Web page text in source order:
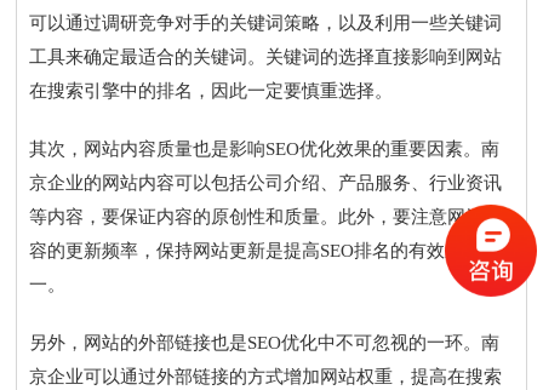
可以通过调研竞争对手的关键词策略，以及利用一些关键词
工具来确定最适合的关键词。关键词的选择直接影响到网站
在搜索引擎中的排名，因此一定要慎重选择。
其次，网站内容质量也是影响SEO优化效果的重要因素。南
京企业的网站内容可以包括公司介绍、产品服务、行业资讯
等内容，要保证内容的原创性和质量。此外，要注意网站内
容的更新频率，保持网站更新是提高SEO排名的有效途径之
一。
另外，网站的外部链接也是SEO优化中不可忽视的一环。南
京企业可以通过外部链接的方式增加网站权重，提高在搜索